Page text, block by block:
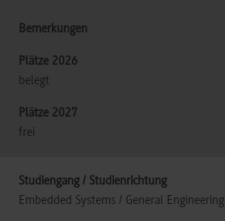
belegt
frei
Embedded Systems / General Engineering